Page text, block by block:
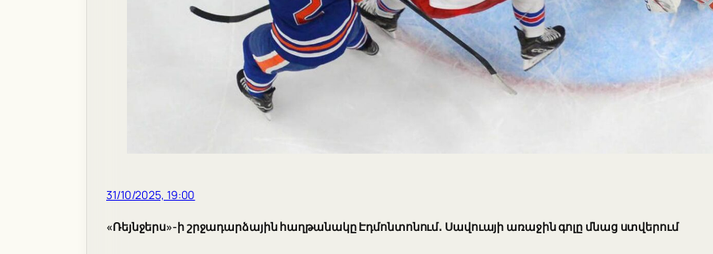
31/10/2025, 19:00
«Ռեյնջերս»-ի շրջադարձային հաղթանակը Էդմոնտոնում․ Սավուայի առաջին գոլը մնաց ստվերում